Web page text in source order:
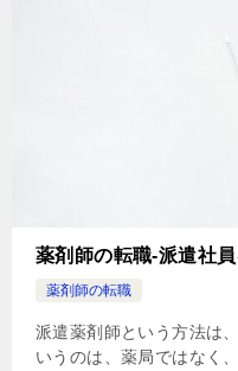
薬剤師の転職-派遣社
薬剤師の転職
派遣薬剤師という方法は
いうのは、薬局ではなく